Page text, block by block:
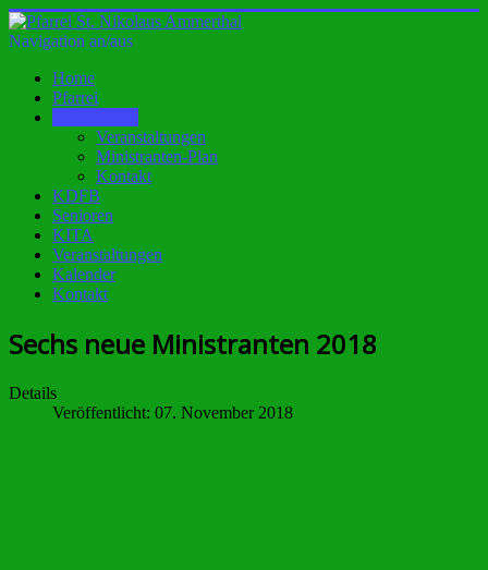
Navigation an/aus
Home
Pfarrei
Veranstaltungen
Ministranten-Plan
Kontakt
KDFB
Senioren
KITA
Veranstaltungen
Kalender
Kontakt
Sechs neue Ministranten 2018
Details
Veröffentlicht: 07. November 2018